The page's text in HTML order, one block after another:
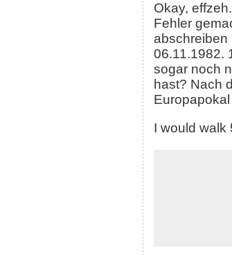
Okay,
Fehler
abschreiben
06.11.1982.
sogar noch
hast? Nach
I would